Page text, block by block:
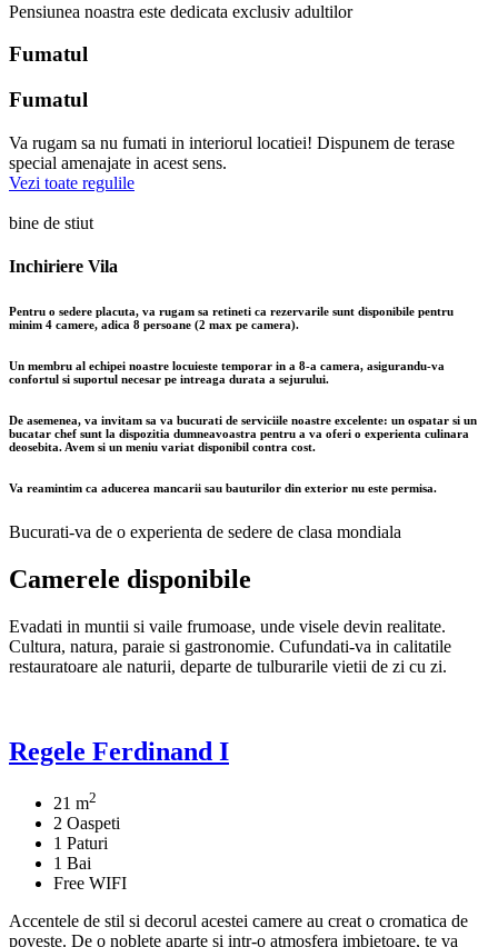
Pensiunea noastra este dedicata exclusiv adultilor
Fumatul
Fumatul
Va rugam sa nu fumati in interiorul locatiei! Dispunem de terase
special amenajate in acest sens.
Vezi toate regulile
bine de stiut
Inchiriere Vila
Pentru o sedere placuta, va rugam sa retineti ca rezervarile sunt disponibile pentru
minim 4 camere, adica 8 persoane (2 max pe camera).
Un membru al echipei noastre locuieste temporar in a 8-a camera, asigurandu-va
confortul si suportul necesar pe intreaga durata a sejurului.
De asemenea, va invitam sa va bucurati de serviciile noastre excelente: un ospatar si un
bucatar chef sunt la dispozitia dumneavoastra pentru a va oferi o experienta culinara
deosebita. Avem si un meniu variat disponibil contra cost.
Va reamintim ca aducerea mancarii sau bauturilor din exterior nu este permisa.
Bucurati-va de o experienta de sedere de clasa mondiala
Camerele disponibile
Evadati in muntii si vaile frumoase, unde visele devin realitate.
Cultura, natura, paraie si gastronomie. Cufundati-va in calitatile
restauratoare ale naturii, departe de tulburarile vietii de zi cu zi.
Regele Ferdinand I
21 m2
2 Oaspeti
1 Paturi
1 Bai
Free WIFI
Accentele de stil si decorul acestei camere au creat o cromatica de
poveste. De o noblete aparte si intr-o atmosfera imbietoare, te va